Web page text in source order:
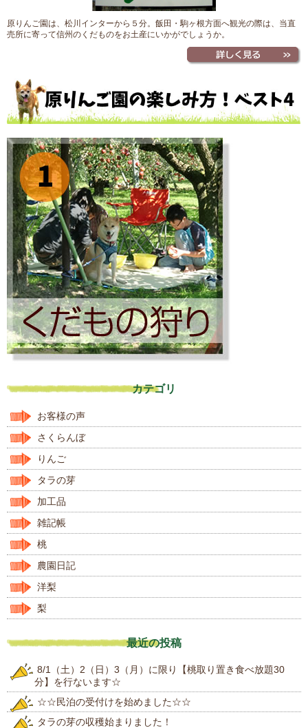
原りんご園は、松川インターから５分。飯田・駒ヶ根方面へ観光の際は、当直
売所に寄って信州のくだものをお土産にいかがでしょうか。
カテゴリ
お客様の声
さくらんぼ
りんご
タラの芽
加工品
雑記帳
桃
農園日記
洋梨
梨
最近の投稿
8/1（土）2（日）3（月）に限り【桃取り置き食べ放題30
分】を行ないます☆
☆☆民泊の受付けを始めました☆☆
タラの芽の収穫始まりました！